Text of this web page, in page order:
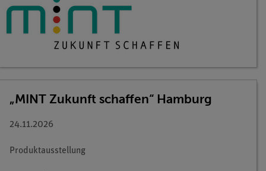
„MINT Zukunft schaffen“ Hamburg
24.11.2026
Produktausstellung